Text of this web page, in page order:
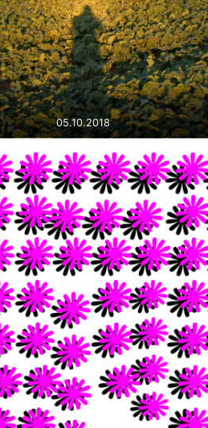
05.10.2018